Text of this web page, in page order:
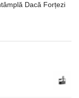
Dacă Forțezi